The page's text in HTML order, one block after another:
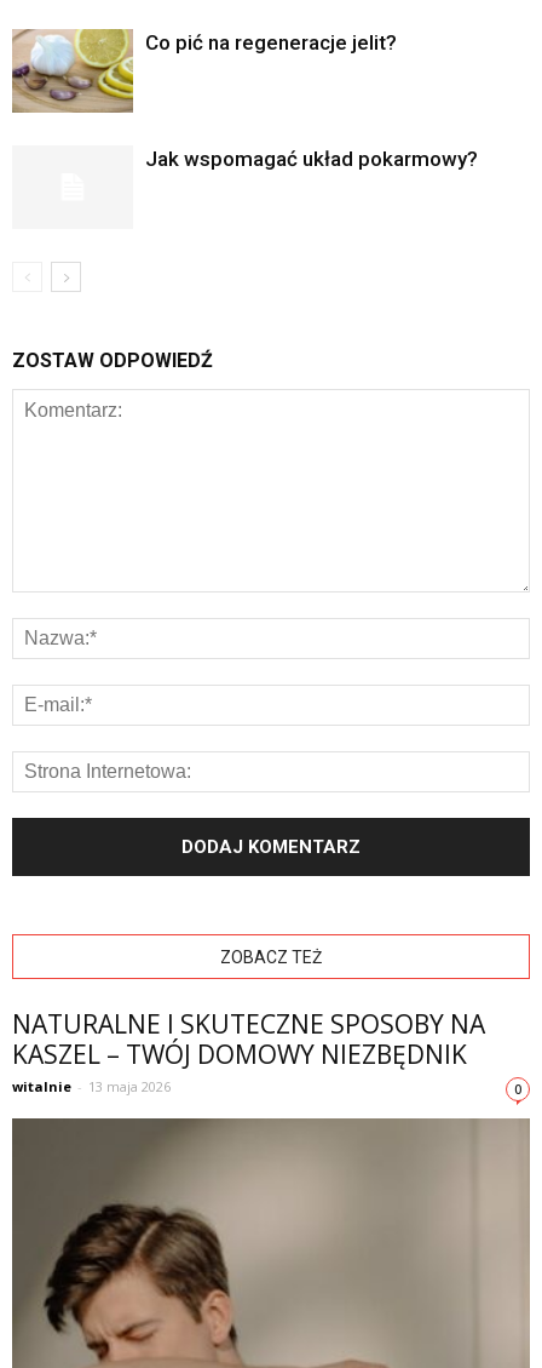
Co pić na regeneracje jelit?
Jak wspomagać układ pokarmowy?
ZOSTAW ODPOWIEDŹ
ZOBACZ TEŻ
NATURALNE I SKUTECZNE SPOSOBY NA
KASZEL – TWÓJ DOMOWY NIEZBĘDNIK
witalnie - 13 maja 2026 0